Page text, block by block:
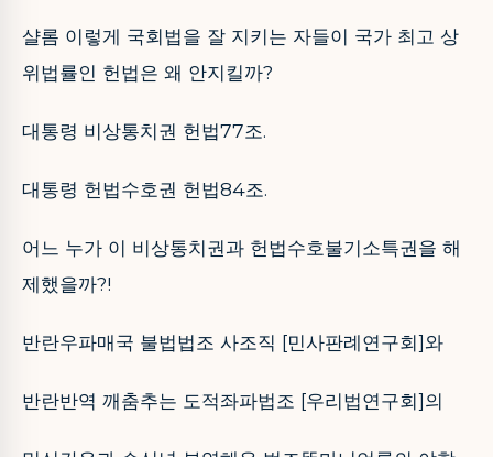
샬롬 이렇게 국회법을 잘 지키는 자들이 국가 최고 상
위법률인 헌법은 왜 안지킬까?
대통령 비상통치권 헌법77조.
대통령 헌법수호권 헌법84조.
어느 누가 이 비상통치권과 헌법수호불기소특권을 해
제했을까?!
반란우파매국 불법법조 사조직 [민사판례연구회]와
반란반역 깨춤추는 도적좌파법조 [우리법연구회]의